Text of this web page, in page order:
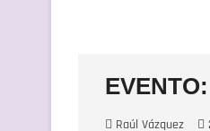
Raúl Vázquez